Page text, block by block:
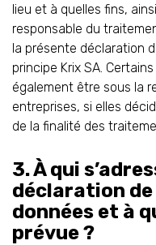
lieu et à quelles fins,
responsable du
la présente déclaration
principe Krix SA.
également être sous la
entreprises, si elles
de la finalité des
3. À qui
déclaration
données et à
prévue ?